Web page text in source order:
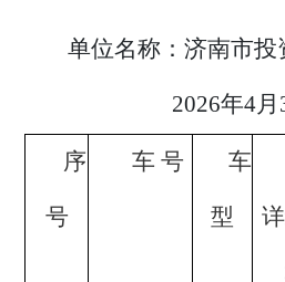
单位名称：济南市投
2026年4月
序
号
车 号 车
型